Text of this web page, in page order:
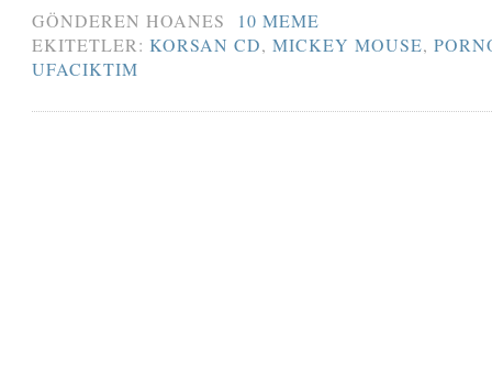
GÖNDERENHOANES
10 MEME
EKITETLER:KORSAN CD,MICKEY MOUSE,
UFACIKTIM